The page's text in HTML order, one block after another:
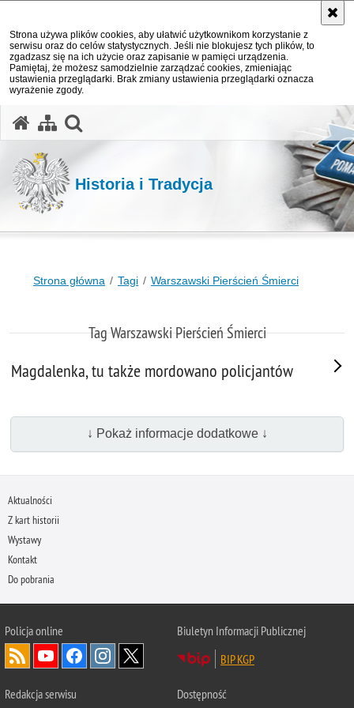
Strona używa plików cookies, aby ułatwić użytkownikom korzystanie z
serwisu oraz do celów statystycznych. Jeśli nie blokujesz tych plików, to
zgadzasz się na ich użycie oraz zapisanie w pamięci urządzenia.
Pamiętaj, że możesz samodzielnie zarządzać cookies, zmieniając
ustawienia przeglądarki. Brak zmiany ustawienia przeglądarki oznacza
wyrażenie zgody.
Historia i Tradycja
Strona główna Tagi Warszawski Pierścień Śmierci
Tag Warszawski Pierścień Śmierci
Magdalenka, tu także mordowano policjantów
↓ Pokaż informacje dodatkowe ↓
Aktualności
Z kart historii
Wystawy
Kontakt
Do pobrania
Policjaonline
Biuletyn Informacji Publicznej
BIP KGP
Redakcja serwisu Dostępność